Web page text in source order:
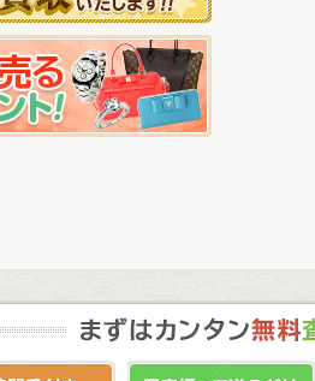
メール査定